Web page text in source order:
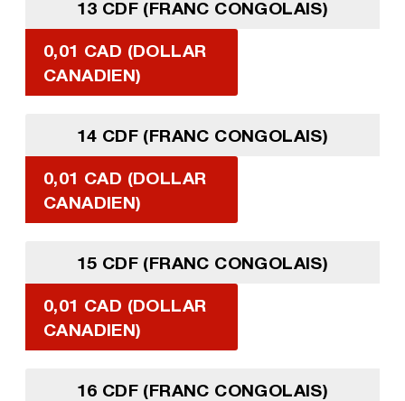
13 CDF (FRANC CONGOLAIS)
0,01 CAD (DOLLAR
CANADIEN)
14 CDF (FRANC CONGOLAIS)
0,01 CAD (DOLLAR
CANADIEN)
15 CDF (FRANC CONGOLAIS)
0,01 CAD (DOLLAR
CANADIEN)
16 CDF (FRANC CONGOLAIS)